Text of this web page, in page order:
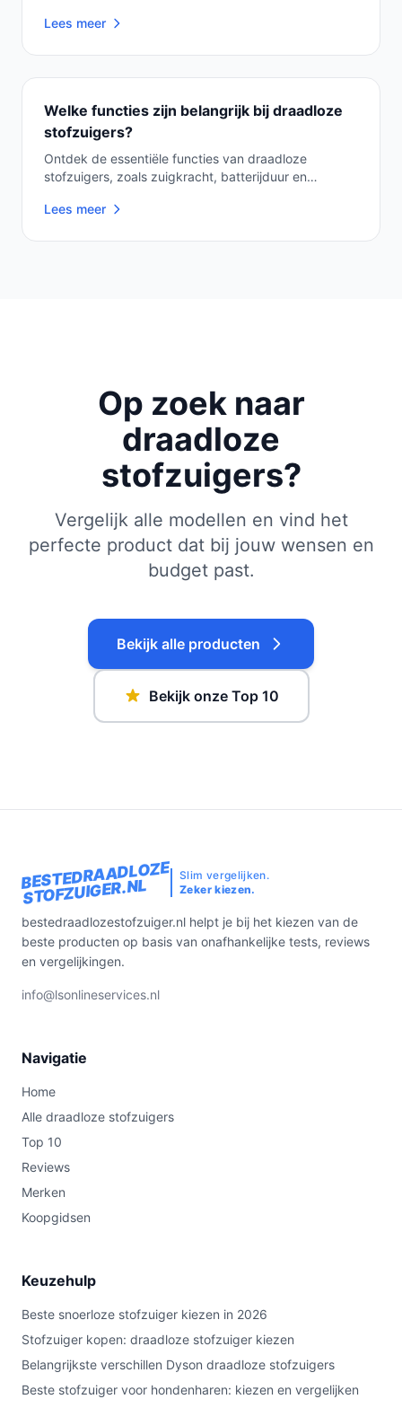
Lees meer
Welke functies zijn belangrijk bij draadloze
stofzuigers?
Ontdek de essentiële functies van draadloze
stofzuigers, zoals zuigkracht, batterijduur en
Lees meer
Op zoek naar
draadloze
stofzuigers?
Vergelijk alle modellen en vind het
perfecte product dat bij jouw wensen en
budget past.
Bekijk alle producten
Bekijk onze Top 10
BESTEDRAADLOZE
STOFZUIGER.NL
Slim vergelijken.
Zeker kiezen.
bestedraadlozestofzuiger.nl helpt je bij het kiezen van de
beste producten op basis van onafhankelijke tests, reviews
en vergelijkingen.
info@lsonlineservices.nl
Navigatie
Home
Alle draadloze stofzuigers
Top 10
Reviews
Merken
Koopgidsen
Keuzehulp
Beste snoerloze stofzuiger kiezen in 2026
Stofzuiger kopen: draadloze stofzuiger kiezen
Belangrijkste verschillen Dyson draadloze stofzuigers
Beste stofzuiger voor hondenharen: kiezen en vergelijken